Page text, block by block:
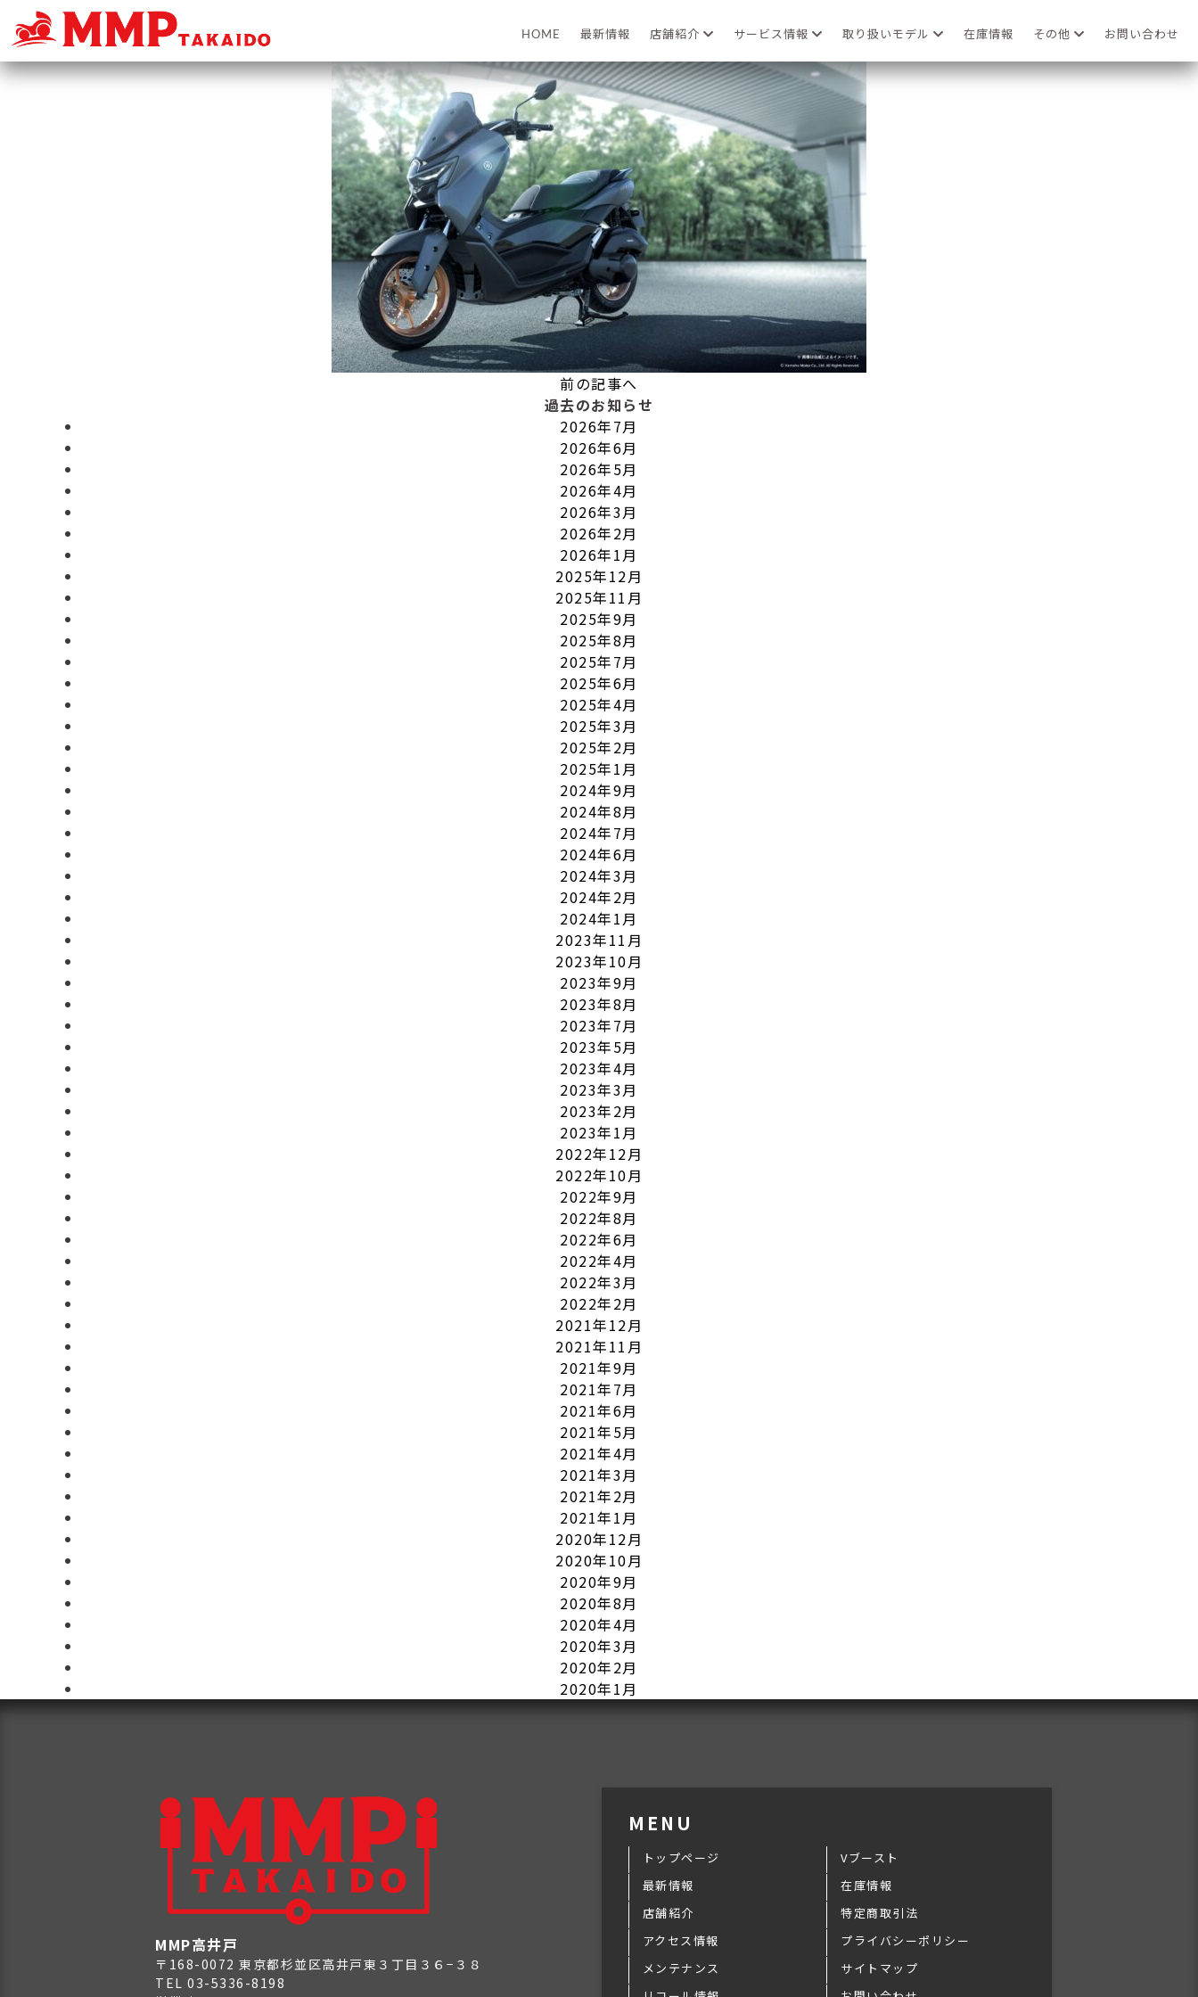
HOME 最新情報 店舗紹介 サービス情報 取り扱いモデル 在庫情報 その他 お問い合わせ
前の記事へ
過去のお知らせ
2026年7月
2026年6月
2026年5月
2026年4月
2026年3月
2026年2月
2026年1月
2025年12月
2025年11月
2025年9月
2025年8月
2025年7月
2025年6月
2025年4月
2025年3月
2025年2月
2025年1月
2024年9月
2024年8月
2024年7月
2024年6月
2024年3月
2024年2月
2024年1月
2023年11月
2023年10月
2023年9月
2023年8月
2023年7月
2023年5月
2023年4月
2023年3月
2023年2月
2023年1月
2022年12月
2022年10月
2022年9月
2022年8月
2022年6月
2022年4月
2022年3月
2022年2月
2021年12月
2021年11月
2021年9月
2021年7月
2021年6月
2021年5月
2021年4月
2021年3月
2021年2月
2021年1月
2020年12月
2020年10月
2020年9月
2020年8月
2020年4月
2020年3月
2020年2月
2020年1月
MMP高井戸
〒168-0072 東京都杉並区高井戸東３丁目３６−３８
TEL 03-5336-8198
MENU
トップページ
最新情報
店舗紹介
アクセス情報
メンテナンス
Vブースト
在庫情報
特定商取引法
プライバシーポリシー
サイトマップ